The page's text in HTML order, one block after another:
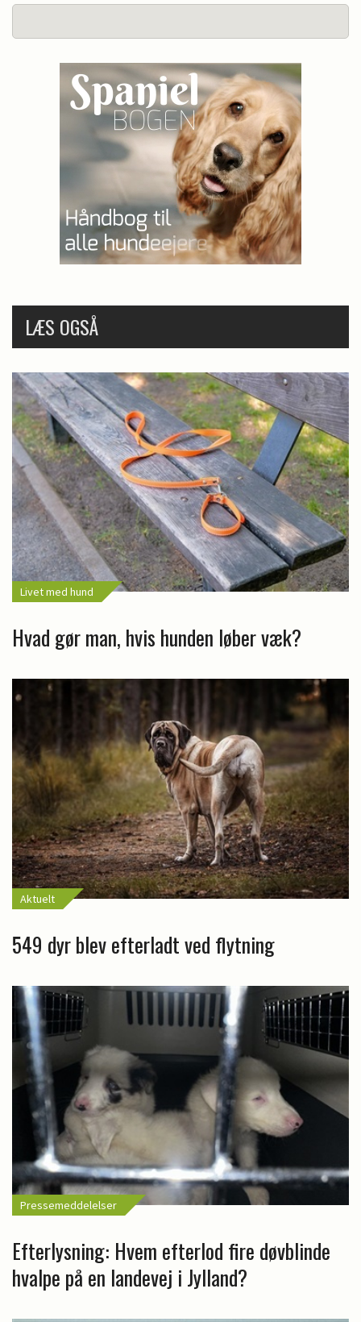
LÆS OGSÅ
Livet med hund
Hvad gør man, hvis hunden løber væk?
Aktuelt
549 dyr blev efterladt ved flytning
Pressemeddelelser
Efterlysning: Hvem efterlod fire døvblinde
hvalpe på en landevej i Jylland?